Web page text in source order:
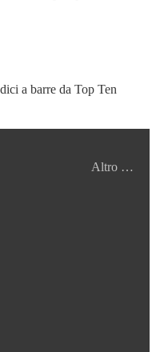
a barre da Top Ten
Altro …